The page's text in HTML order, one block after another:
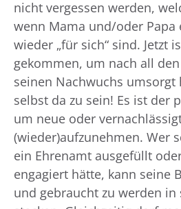
nicht vergessen werden,
wenn Mama und/oder Papa
wieder „für sich“ sind. Jetzt
gekommen, um nach all
seinen Nachwuchs
selbst da zu sein! Es ist der
um neue oder
(wieder)aufzunehmen. Wer
ein Ehrenamt ausgefüllt
engagiert hätte, kann seine
und gebraucht zu werden in